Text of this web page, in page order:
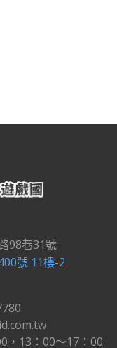
98巷31號
號 11樓-2
，13：00～17：00